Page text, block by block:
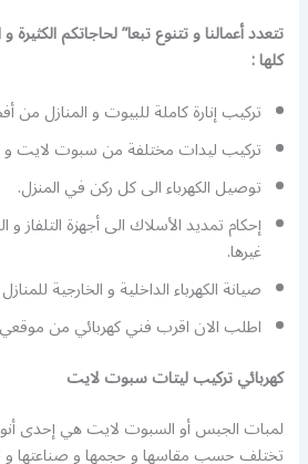
تتعدد أعمالنا و تتنوع تبعا” لحاجاتكم
كلها :
تركيب إنارة كاملة للبيوت و المنازل من
تركيب ليدات مختلفة من سبوت لايت و
توصيل الكهرباء الى كل ركن في المنزل.
إحكام تمديد الأسلاك الى أجهزة التلفاز و
غيرها.
صيانة الكهرباء الداخلية و الخارجية
اطلب الان اقرب فني كهربائي من
كهربائي تركيب ليتات سبوت لايت
لمبات الجبس أو السبوت لايت هي إحدى أنواع
تختلف حسب مقاسها و حجمها و صناعتها و